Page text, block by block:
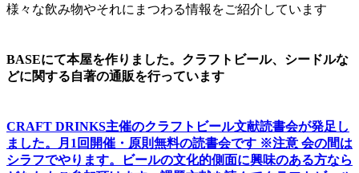
様々な飲み物やそれにまつわる情報をご紹介しています
BASEにて本屋を作りました。クラフトビール、シードルな
どに関する自著の通販を行っています
CRAFT DRINKS主催のクラフトビール文献読書会が発足し
ました。
月1回開催・原則無料の読書会です ※注意 会の間は
シラフでやります。
ビールの文化的側面に興味のある方なら